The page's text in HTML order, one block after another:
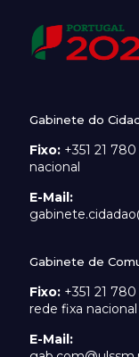
Gabinete do
Fixo: +351 21
nacional
E-Mail:
Gabinete de
Fixo: +351 21
rede fixa nacional
E-Mail: